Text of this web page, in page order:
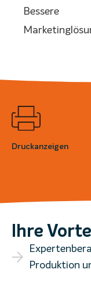
Bessere
Druckanzeigen
Ihre
Produktion